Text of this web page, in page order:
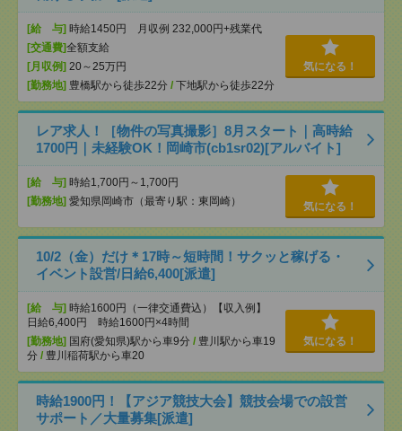
[給 与] 時給1450円 月収例 232,000円+残業代
[交通費]全額支給
[月収例] 20～25万円
[勤務地] 豊橋駅から徒歩22分 / 下地駅から徒歩22分
気になる！
レア求人！［物件の写真撮影］8月スタート｜高時給
1700円｜未経験OK！岡崎市(cb1sr02)[アルバイト]
[給 与] 時給1,700円～1,700円
[勤務地] 愛知県岡崎市（最寄り駅：東岡崎） 気になる！
10/2（金）だけ＊17時～短時間！サクッと稼げる・
イベント設営/日給6,400[派遣]
[給 与] 時給1600円（一律交通費込）【収入例】
日給6,400円 時給1600円×4時間
[勤務地] 国府(愛知県)駅から車9分 / 豊川駅から車19
分 / 豊川稲荷駅から車20
気になる！
時給1900円！【アジア競技大会】競技会場での設営
サポート／大量募集[派遣]